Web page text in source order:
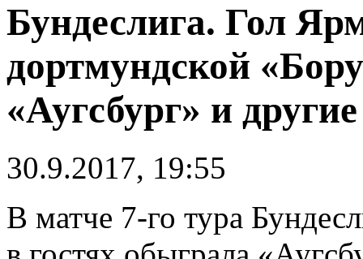
Бундеслига. Гол
дортмундской
«Аугсбург» и
30.9.2017, 19:55
В матче 7-го тура